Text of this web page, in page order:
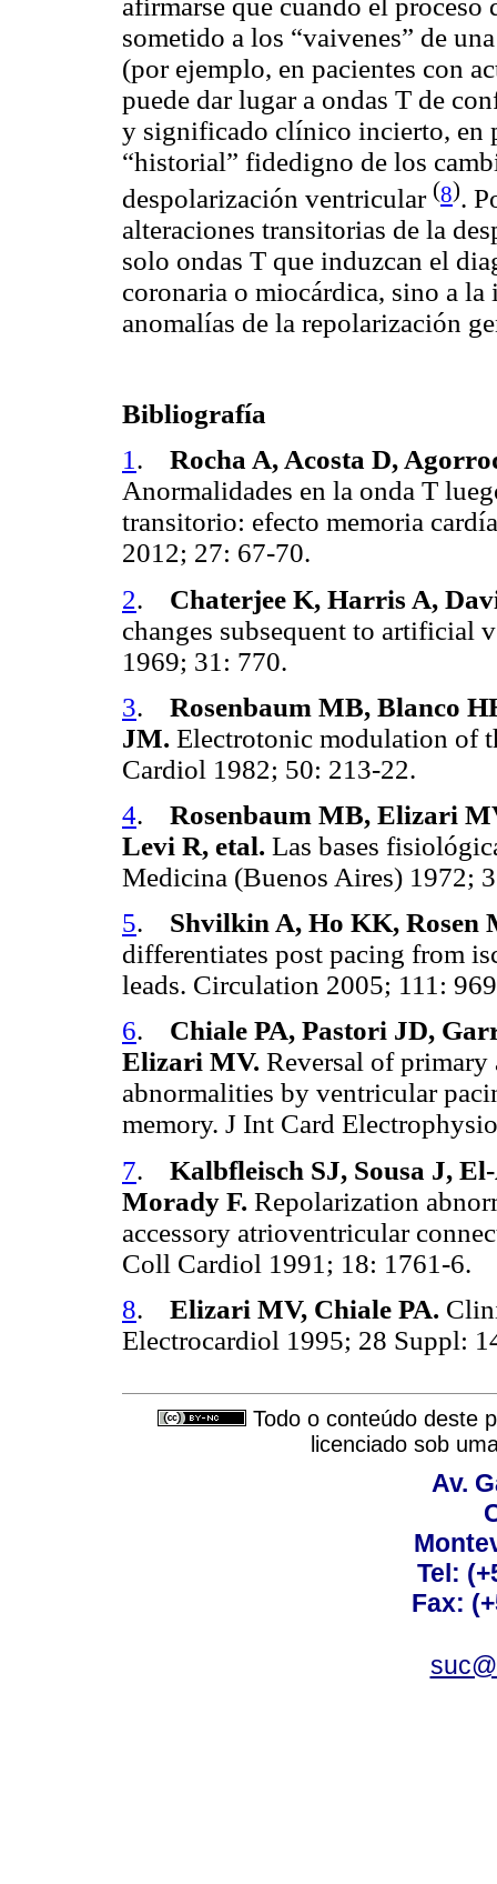
sometido a los “vaivenes” de
(por ejemplo, en pacientes con
puede dar lugar a ondas T de
y significado clínico incierto, en
“historial” fidedigno de los
despolarización ventricular (8).
alteraciones transitorias de la
solo ondas T que induzcan el
coronaria o miocárdica, sino a
anomalías de la repolarización
Bibliografía
1 . Rocha A, Acosta D,
Anormalidades en la onda T
transitorio: efecto memoria
2012; 27: 67-70.
2. Chaterjee K, Harris A,
changes subsequent to artificial
1969; 31: 770.
3. Rosenbaum MB, Blanco
JM. Electrotonic modulation of
Cardiol 1982; 50: 213-22.
4. Rosenbaum MB, Elizari
Levi R, etal. Las bases
Medicina (Buenos Aires) 1972;
5. Shvilkin A, Ho KK, Rosen
differentiates post pacing from
leads. Circulation 2005; 111:
6. Chiale PA, Pastori JD,
Elizari MV. Reversal of primary
abnormalities by ventricular
memory. J Int Card
7. Kalbfleisch SJ, Sousa J,
Morady F. Repolarization
accessory atrioventricular
Coll Cardiol 1991; 18: 1761-6.
8. Elizari MV, Chiale PA.
Electrocardiol 1995; 28 Suppl:
Todo o conteúdo deste
licenciado sob
Av.
Tel:
Fax: